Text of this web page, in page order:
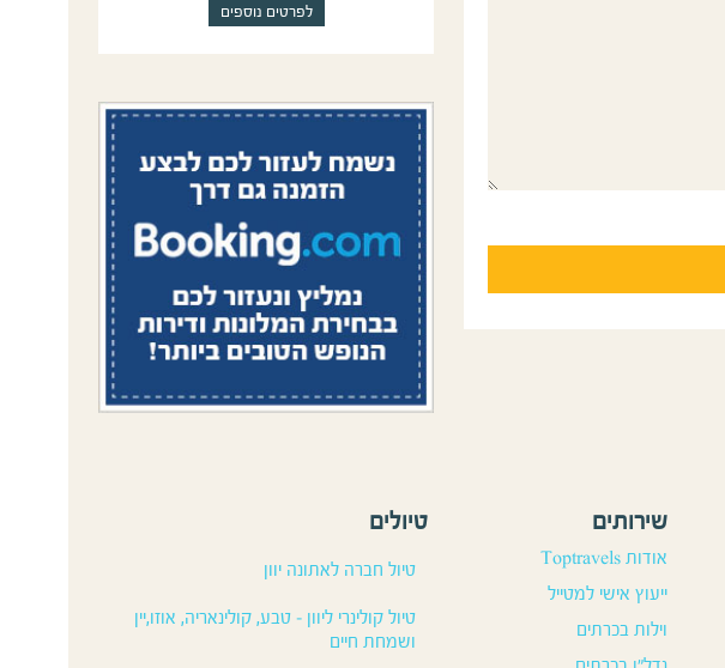
לפרטים נוספים
טיולים
טיול חברה לאתונה יוון
טיול קולינרי ליוון – טבע, קולינאריה, אוזו,יין
ושמחת חיים
שירותים
אודות Toptravels
ייעוץ אישי למטייל
וילות בכרתים